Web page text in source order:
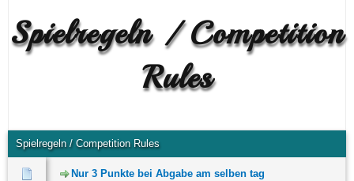
Spielregeln / Competition
Rules
Spielregeln / Competition Rules
Nur 3 Punkte bei Abgabe am selben tag